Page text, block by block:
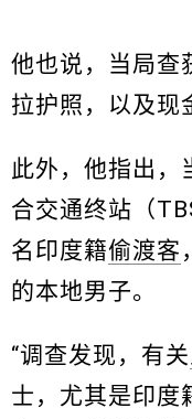
他也说，当局查
拉护照，以及现
此外，他指出，
合交通终站（
名印度籍偷渡客
的本地男子。
“调查发现，有关
士，尤其是印度